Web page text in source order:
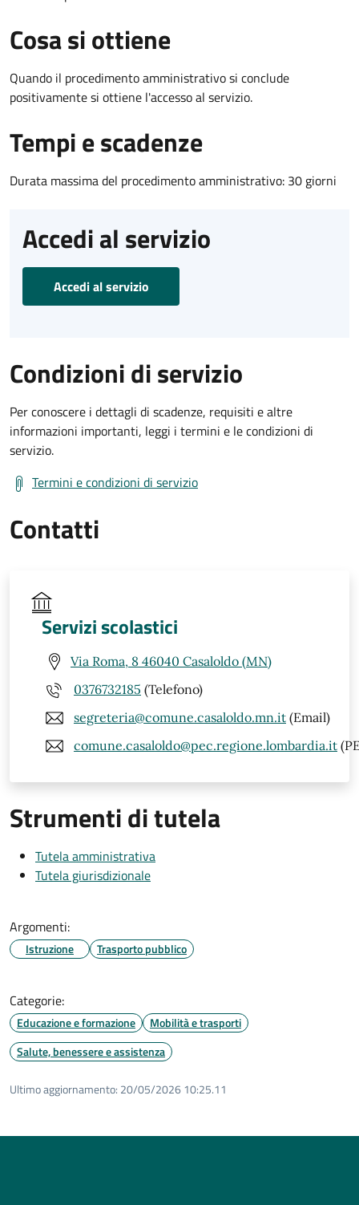
Cosa si ottiene
Quando il procedimento amministrativo si conclude
positivamente si ottiene l'accesso al servizio.
Tempi e scadenze
Durata massima del procedimento amministrativo: 30 giorni
Accedi al servizio
Accedi al servizio
Condizioni di servizio
Per conoscere i dettagli di scadenze, requisiti e altre
informazioni importanti, leggi i termini e le condizioni di
servizio.
Termini e condizioni di servizio
Contatti
Servizi scolastici
Via Roma, 8 46040 Casaloldo (MN)
0376732185 (Telefono)
segreteria@comune.casaloldo.mn.it (Email)
comune.casaloldo@pec.regione.lombardia.it
Strumenti di tutela
Tutela amministrativa
Tutela giurisdizionale
Argomenti:
Istruzione Trasporto pubblico
Categorie:
Educazione e formazione
Mobilità e trasporti
Salute, benessere e assistenza
Ultimo aggiornamento: 20/05/2026 10:25.11